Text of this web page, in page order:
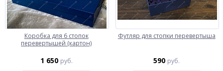
Коробка для 6 стопок
перевертышей (картон)
1 650 руб.
Футляр для стопки перевертыша
590 руб.